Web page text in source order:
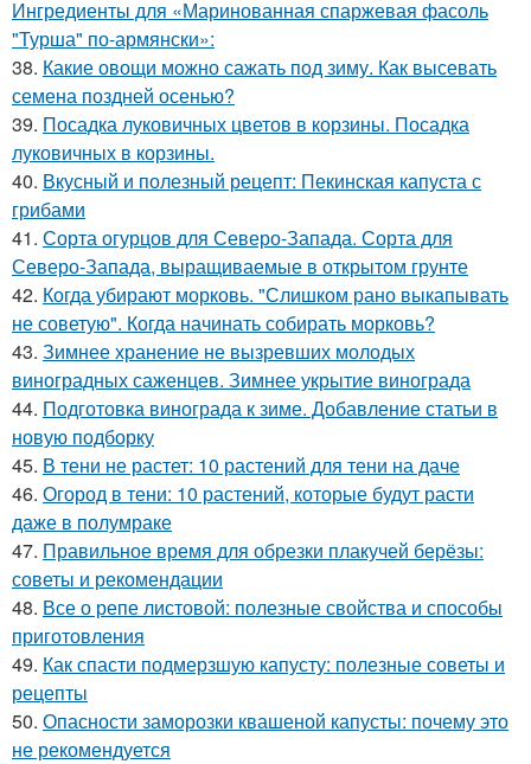
Ингредиенты для «Маринованная спаржевая фасоль
"Турша" по-армянски»:
38. Какие овощи можно сажать под зиму. Как высевать
семена поздней осенью?
39. Посадка луковичных цветов в корзины. Посадка
луковичных в корзины.
40. Вкусный и полезный рецепт: Пекинская капуста с
грибами
41. Сорта огурцов для Северо-Запада. Сорта для
Северо-Запада, выращиваемые в открытом грунте
42. Когда убирают морковь. "Слишком рано выкапывать
не советую". Когда начинать собирать морковь?
43. Зимнее хранение не вызревших молодых
виноградных саженцев. Зимнее укрытие винограда
44. Подготовка винограда к зиме. Добавление статьи в
новую подборку
45. В тени не растет: 10 растений для тени на даче
46. Огород в тени: 10 растений, которые будут расти
даже в полумраке
47. Правильное время для обрезки плакучей берёзы:
советы и рекомендации
48. Все о репе листовой: полезные свойства и способы
приготовления
49. Как спасти подмерзшую капусту: полезные советы и
рецепты
50. Опасности заморозки квашеной капусты: почему это
не рекомендуется